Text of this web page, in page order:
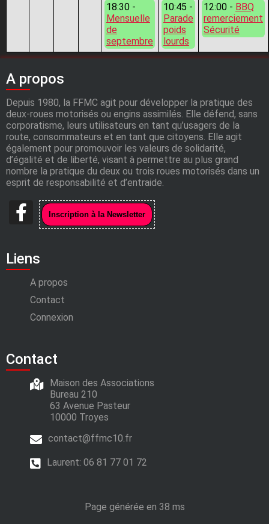
18:30 -
Mensuelle
de
septembre
10:45 -
Parade
poids
lourds
12:00 - BBQ
remerciement
Sécurité
A propos
Depuis 1980, la FFMC agit pour développer la pratique des
deux-roues motorisés ou engins assimilés. Elle défend, sans
corporatisme, leurs utilisateurs en tant qu’usagers de la
route, consommateurs et en tant que citoyens. Elle agit
également pour promouvoir les valeurs de solidarité,
d’égalité et de liberté, visant à permettre au plus grand
nombre la pratique du deux ou trois roues motorisés dans un
esprit de responsabilité et d’entraide.
Liens
A propos
Contact
Connexion
Contact
Maison des Associations
Bureau 210
63 Avenue Pasteur
10000 Troyes
contact@ffmc10.fr
Laurent: 06 81 77 01 72
Page générée en 38 ms